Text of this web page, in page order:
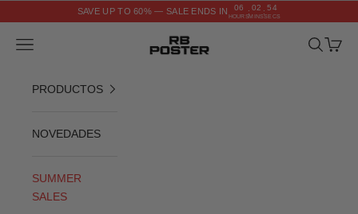
SAVE UP TO 60% — SALE ENDS IN 06
HOURS
: 02
MINS
: 53
SECS
RB POSTER
Menú Buscar
Cesta
PRODUCTOS
NOVEDADES
SUMMER
SALES